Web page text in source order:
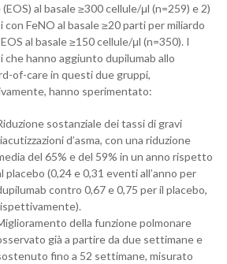
(EOS) al basale ≥300 cellule/μl (n=259) e 2)
con FeNO al basale ≥20 parti per miliardo
al basale ≥150 cellule/μl (n=350). I
che hanno aggiunto dupilumab allo
of-care in questi due gruppi,
hanno sperimentato:
sostanziale dei tassi di gravi
d’asma, con una riduzione
del 65% e del 59% in un anno rispetto
placebo (0,24 e 0,31 eventi all’anno per
contro 0,67 e 0,75 per il placebo,
della funzione polmonare
già a partire da due settimane e
fino a 52 settimane, misurato